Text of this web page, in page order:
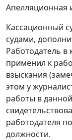
Апелляционная
Кассационный
судами,
Работодатель
применил к
взыскания
этом у
работы в
работодателя
должности.